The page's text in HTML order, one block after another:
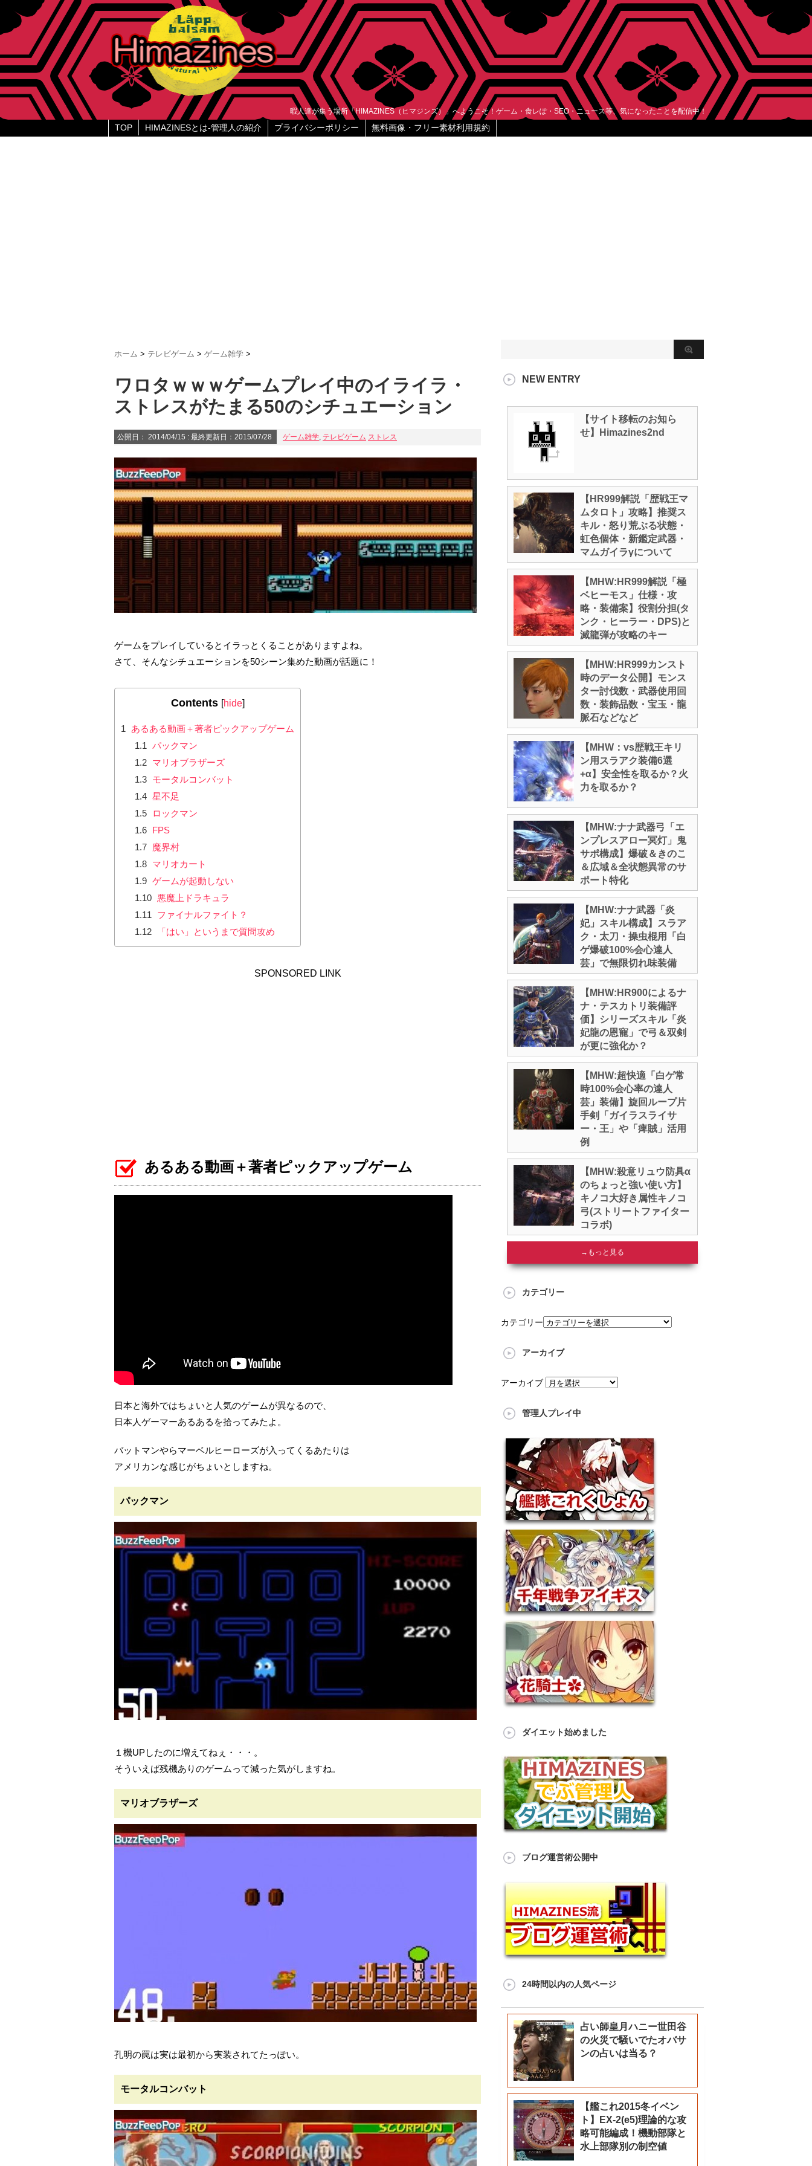
暇人達が集う場所「HIMAZINES（ヒマジンズ）」へようこそ！ゲーム・食レぽ・SEO・ニュース等、気になったことを配信中！
TOP HIMAZINESとは-管理人の紹介 プライバシーポリシー 無料画像・フリー素材利用規約
ホーム > テレビゲーム > ゲーム雑学 >
ワロタｗｗｗゲームプレイ中のイライラ・
ストレスがたまる50のシチュエーション
公開日： 2014/04/15 : 最終更新日：2015/07/28 ゲーム雑学, テレビゲーム ストレス
ゲームをプレイしているとイラっとくることがありますよね。
さて、そんなシチュエーションを50シーン集めた動画が話題に！
Contents [hide]
1
あるある動画＋著者ピックアップゲーム
1.1 パックマン
1.2
マリオブラザーズ
1.3
モータルコンバット
1.4 星不足
1.5
ロックマン
1.6
FPS
1.7
魔界村
1.8
マリオカート
1.9 ゲームが起動しない
1.10
悪魔上ドラキュラ
1.11
ファイナルファイト？
1.12
「はい」というまで質問攻め
SPONSORED LINK
あるある動画＋著者ピックアップゲーム
日本と海外ではちょいと人気のゲームが異なるので、
日本人ゲーマーあるあるを拾ってみたよ。
バットマンやらマーベルヒーローズが入ってくるあたりは
アメリカンな感じがちょいとしますね。
パックマン
１機UPしたのに増えてねぇ・・・。
そういえば残機ありのゲームって減った気がしますね。
マリオブラザーズ
孔明の罠は実は最初から実装されてたっぽい。
モータルコンバット
NEW ENTRY
【サイト移転のお知ら
せ】Himazines2nd
【HR999解説「歴戦王マ
ムタロト」攻略】推奨ス
キル・怒り荒ぶる状態・
虹色個体・新鑑定武器・
マムガイラγについて
【MHW:HR999解説「極
ベヒーモス」仕様・攻
略・装備案】役割分担(タ
ンク・ヒーラー・DPS)と
滅龍弾が攻略のキー
【MHW:HR999カンスト
時のデータ公開】モンス
ター討伐数・武器使用回
数・装飾品数・宝玉・龍
脈石などなど
【MHW：vs歴戦王キリ
ン用スラアク装備6選
+α】安全性を取るか？火
力を取るか？
【MHW:ナナ武器弓「エ
ンプレスアロー冥灯」鬼
サポ構成】爆破＆きのこ
＆広域＆全状態異常のサ
ポート特化
【MHW:ナナ武器「炎
妃」スキル構成】スラア
ク・太刀・操虫棍用「白
ゲ爆破100%会心達人
芸」で無限切れ味装備
【MHW:HR900によるナ
ナ・テスカトリ装備評
価】シリーズスキル「炎
妃龍の恩寵」で弓＆双剣
が更に強化か？
【MHW:超快適「白ゲ常
時100%会心率の達人
芸」装備】旋回ループ片
手剣「ガイラスライサ
ー・王」や「痺賊」活用
例
【MHW:殺意リュウ防具α
のちょっと強い使い方】
キノコ大好き属性キノコ
弓(ストリートファイター
コラボ)
→もっと見る
カテゴリー
カテゴリー
アーカイブ
アーカイブ
管理人プレイ中
ダイエット始めました
ブログ運営術公開中
24時間以内の人気ページ
占い師皇月ハニー世田谷
の火災で騒いでたオバサ
ンの占いは当る？
【艦これ2015冬イベン
ト】EX-2(e5)理論的な攻
略可能編成！機動部隊と
水上部隊別の制空値